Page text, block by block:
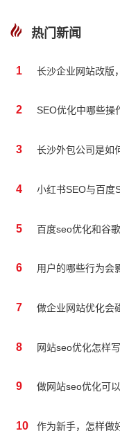
热门新闻
1 长沙企业网站改版
2 SEO优化中哪些操
3 长沙外包公司是如
4 小红书SEO与百度
5 百度seo优化和谷
6 用户的哪些行为会
7 做企业网站优化会
8 网站seo优化怎样
9 做网站seo优化可
10 作为新手，怎样做